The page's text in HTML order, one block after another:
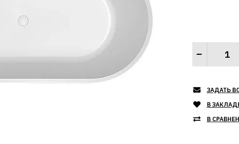
ЗАДАТЬ
В
В